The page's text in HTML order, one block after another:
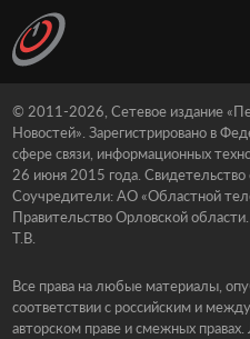
© 2011-2026, Сетевое издание
Новостей». Зарегистрировано в
сфере связи, информационных
26 июня 2015 года.
Соучредители: АО «Областной
Правительство Орловской
Т.В.
Все права на любые материалы,
соответствии с российским и
авторском праве и смежных